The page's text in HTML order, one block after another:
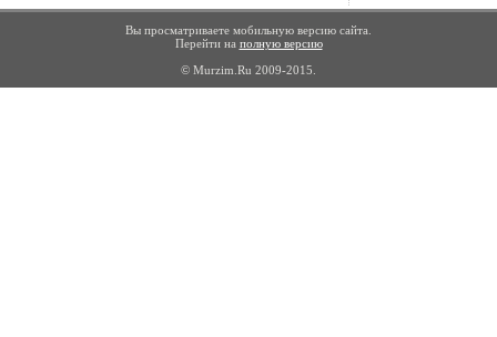
Вы просматриваете мобильную версию сайта.
Перейти на полную версию
© Murzim.Ru 2009-2015.